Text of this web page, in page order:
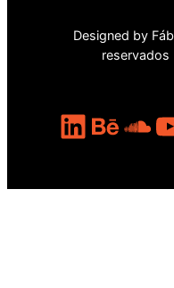
Designed by
reservados